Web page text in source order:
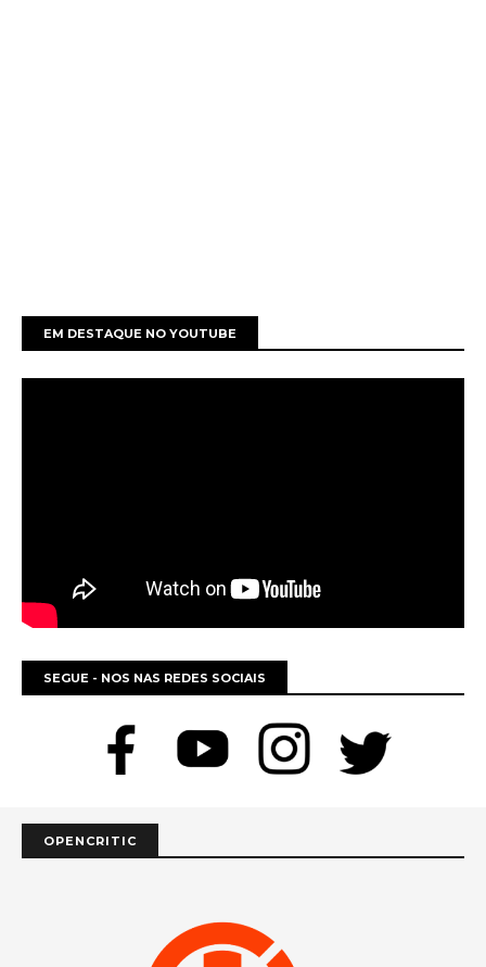
EM DESTAQUE NO YOUTUBE
SEGUE - NOS NAS REDES SOCIAIS
OPENCRITIC